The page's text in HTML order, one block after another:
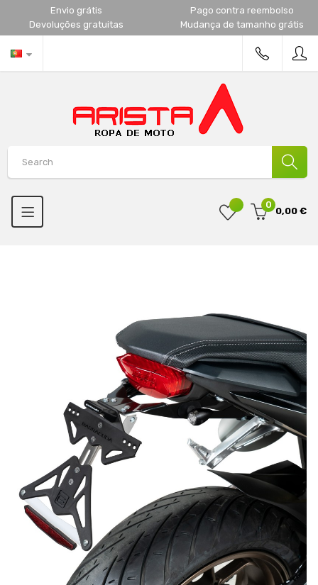
Envio grátis
Pago contra reembolso
Devoluções gratuitas
Mudança de tamanho grátis
0
0,00 €